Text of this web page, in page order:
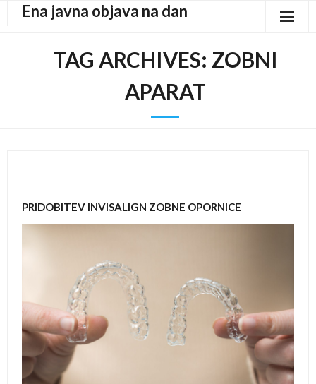
Ena javna objava na dan
TAG ARCHIVES: ZOBNI
APARAT
PRIDOBITEV INVISALIGN ZOBNE OPORNICE